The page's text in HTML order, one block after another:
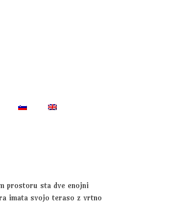
prostoru sta dve enojni
imata svojo teraso z vrtno